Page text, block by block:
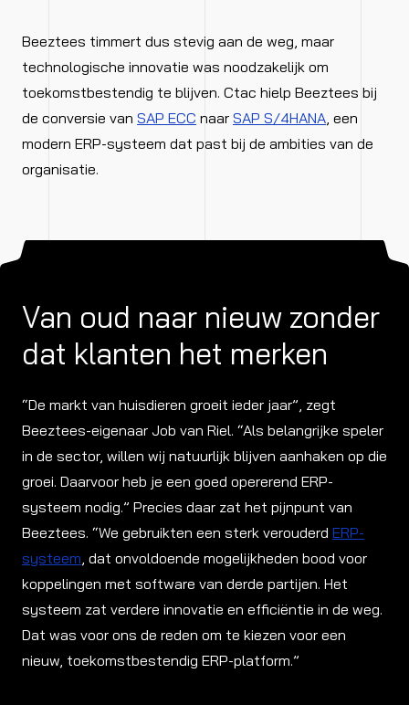
Beeztees timmert dus stevig aan de weg, maar
technologische innovatie was noodzakelijk om
toekomstbestendig te blijven. Ctac hielp Beeztees bij
de conversie van SAP ECC naar SAP S/4HANA, een
modern ERP-systeem dat past bij de ambities van de
organisatie.
Van oud naar nieuw zonder
dat klanten het merken
“De markt van huisdieren groeit ieder jaar”, zegt
Beeztees-eigenaar Job van Riel. “Als belangrijke speler
in de sector, willen wij natuurlijk blijven aanhaken op die
groei. Daarvoor heb je een goed opererend ERP-
systeem nodig.” Precies daar zat het pijnpunt van
Beeztees. “We gebruikten een sterk verouderd ERP-
systeem, dat onvoldoende mogelijkheden bood voor
koppelingen met software van derde partijen. Het
systeem zat verdere innovatie en efficiëntie in de weg.
Dat was voor ons de reden om te kiezen voor een
nieuw, toekomstbestendig ERP-platform.”